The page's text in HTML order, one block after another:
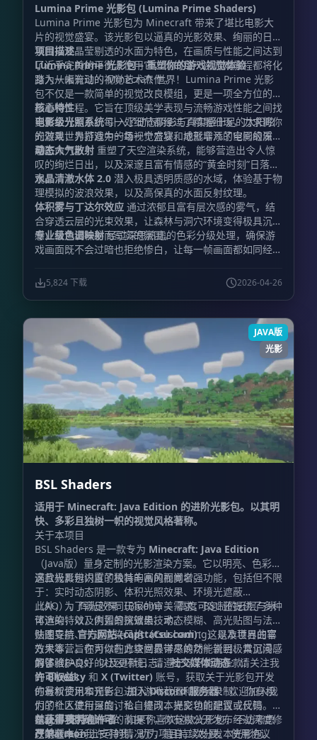
Lumina Prime 光影包 (Lumina Prime Shaders)
Lumina Prime 光影包为 Minecraft 带来了堪比电影大
片的视觉盛宴。该光影包以逼真的光影效果、绚丽的日落
氛围以及晶莹剔透的水面为特色，在画质与性能之间达到
了近乎完美的平衡。使用它，你的每一次游戏旅程都将化
身为一幅流动的视觉艺术杰作。
项目描述
Lumina Prime 光影包 – 重塑你的游戏视觉体验
踏入从未有过的 Minecraft 世界！Lumina Prime 光影
包不仅是一款简单的视觉改良模组，更是一项全方位的图
形重构工程。它旨在顶级美学表现与流畅游戏性能之间找
到黄金分割点。每一处细节都经过了精雕细琢，力求将你
的游戏世界打造为一场视觉盛宴，成就非凡的电影级质
感。
核心特性
电影级光照系统引入了动态阴影与真实感十足的太阳眩
光效果，为游戏中的每一个方块和地形增添了空间的深度
与生命力。
动态大气散射 重塑了天空渲染系统，能够营造出令人惊
叹的绚烂日出，以及深邃且富有情感的“黄金时刻”日落景
观。
水晶清澈水体 2.0 潜入极具透明质感的水域，体验基于物
理模拟的波浪效果，以及高保真的水面反射纹理。
体积雾与丁达尔效应 通过浓郁且富有层次感的雾气，结
合穿透云层的光束效果，让森林与洞穴环境变得极具沉浸
感，营造出神秘而写实的氛围。
专业级色调映射经过深思熟虑的色彩分级处理，确保游
戏画面既不会过暗也拒绝惨白，让每一帧画面都如同经过
5,824 下载 2026-04-26
JAVA版
光影
BSL Shaders
适用于 Minecraft: Java Edition 的进阶光影包。以其明
快、多彩且独树一帜的视觉风格著称。
关于本项目
BSL Shaders 是一款专为 Minecraft: Java Edition
（Java版）量身定制的光影渲染方案。它以明亮、色彩饱
满且极具辨识度的独特的画风而闻名。
这款光影包内置了极其丰富的视觉增强功能，包括但不限
于：实时动态阴影、体积光照效果、环境光遮蔽
（AO）、辉光效果（Bloom）、高度可定制的云层与水
体渲染，以及内置的抗锯齿技术。
此外，为了满足不同玩家的审美需求，BSL 还提供了多种
可选的特效，例如景深效果、动态模糊、高光贴图与法线
贴图支持、卡通渲染风格（Celshading）以及世界曲率
效果等，旨在为你的方块世界带来焕然一新且极具沉浸感
的体验。
快速导航官方网站 (capttatsu.com)：这是本项目的官
方大本营。你可以在此查阅最详尽的功能说明、常见问题
解答（FAQs）以及更新日志。社交媒体动态：请关注我
的Bluesky 和 X (Twitter) 账号，获取关于光影包开发
的最新资讯和预告。加入 Discord 服务器：欢迎加入我
们的社区进行深度讨论、提问、提交功能建议或反馈
Bug。支持创作者：如果你喜欢这款光影包，不妨考虑
在Patreon 上支持我，助力项目持续发展。 使用协议
为了维护良好的社区环境，请遵守以下使用条款：
许可权益：
你有权使用本光影包进行游戏截图和视频录制。 你有权
为了个人使用目的，私自修改本光影包的配置或代码。
在获得我明确许可的前提下，你有权公开发布经过深度修
改的版本。
禁止事项：
严禁在未经我许可的情况下，擅自二次分发本光影包。